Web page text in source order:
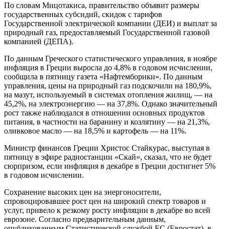
По словам Мицотакиса, правительство объявит размеры
государственных субсидий, скидок с тарифов
Государственной электрической компании (ДЕИ) и выплат за
природный газ, предоставляемый Государственной газовой
компанией (ДЕПА).
По данным Греческого статистического управления, в ноябре
инфляция в Греции выросла до 4,8% в годовом исчислении,
сообщила в пятницу газета «Нафтемборики». По данным
управления, цены на природный газ подскочили на 180,9%,
на мазут, используемый в системах отопления жилищ, — на
45,2%, на электроэнергию — на 37,8%. Однако значительный
рост также наблюдался в отношении основных продуктов
питания, в частности на баранину и козлятину — на 21,3%,
оливковое масло — на 18,5% и картофель — на 11%.
Министр финансов Греции Христос Стайкурас, выступая в
пятницу в эфире радиостанции «Скай», сказал, что не будет
сюрпризом, если инфляция в декабре в Греции достигнет 5%
в годовом исчислении.
Сохранение высоких цен на энергоносители,
спровоцировавшее рост цен на широкий спектр товаров и
услуг, привело к резкому росту инфляции в декабре во всей
еврозоне. Согласно предварительным данным,